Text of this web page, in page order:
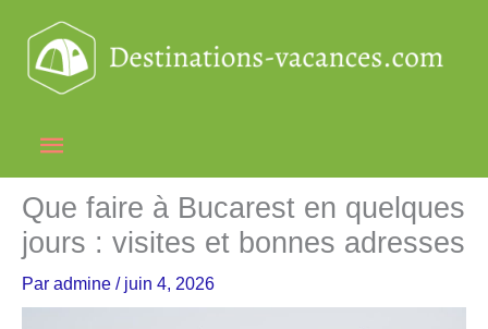
contenu
Menu
principal
Que faire à Bucarest en quelques
jours : visites et bonnes adresses
Par admine / juin 4, 2026